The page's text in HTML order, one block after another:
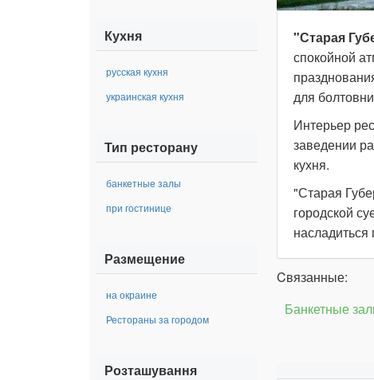
Кухня
русская кухня
украинская кухня
Тип ресторану
банкетные залы
при гостинице
Размещение
на окраине
Рестораны за городом
Розташування
"Старая
спокойной
для
Интерьер
заведении
кухня.
"Старая
городской
Cвязанные:
Банкетные